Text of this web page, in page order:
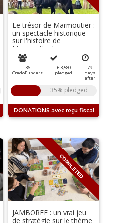
Le trésor de Marmoutier :
un spectacle historique
sur l'histoire de
Marmoutier !
36
CredoFunders
€ 3,580
pledged
79
days
after
35% pledged
DONATIONS
COMPLETED
JAMBOREE : un vrai jeu
de stratégie sur le thème